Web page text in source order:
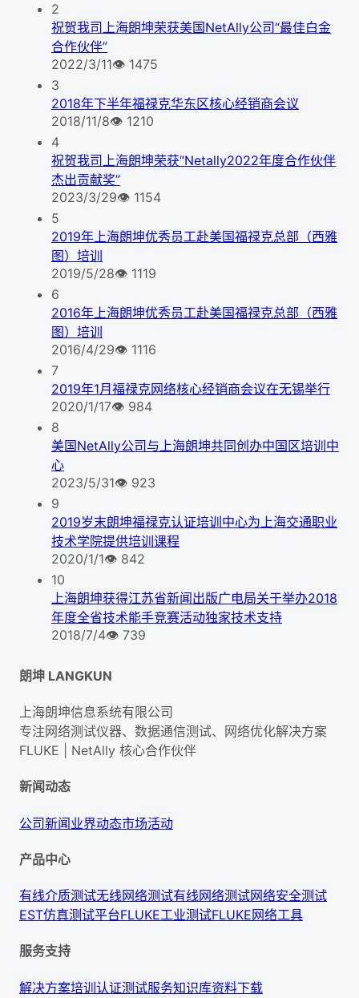
2
祝贺我司上海朗坤荣获美国NetAlly公司“最佳白金
合作伙伴”
2022/3/11👁 1475
3
2018年下半年福禄克华东区核心经销商会议
2018/11/8👁 1210
4
祝贺我司上海朗坤荣获“Netally2022年度合作伙伴
杰出贡献奖”
2023/3/29👁 1154
5
2019年上海朗坤优秀员工赴美国福禄克总部（西雅
图）培训
2019/5/28👁 1119
6
2016年上海朗坤优秀员工赴美国福禄克总部（西雅
图）培训
2016/4/29👁 1116
7
2019年1月福禄克网络核心经销商会议在无锡举行
2020/1/17👁 984
8
美国NetAlly公司与上海朗坤共同创办中国区培训中
心
2023/5/31👁 923
9
2019岁末朗坤福禄克认证培训中心为上海交通职业
技术学院提供培训课程
2020/1/1👁 842
10
上海朗坤获得江苏省新闻出版广电局关于举办2018
年度全省技术能手竞赛活动独家技术支持
2018/7/4👁 739
朗坤 LANGKUN
上海朗坤信息系统有限公司
专注网络测试仪器、数据通信测试、网络优化解决方案
FLUKE | NetAlly 核心合作伙伴
新闻动态
公司新闻业界动态市场活动
产品中心
有线介质测试无线网络测试有线网络测试网络安全测试
EST仿真测试平台FLUKE工业测试FLUKE网络工具
服务支持
解决方案培训认证测试服务知识库资料下载